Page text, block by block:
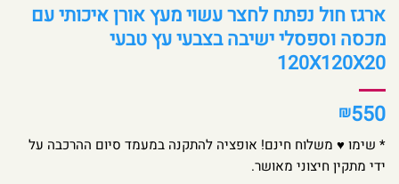
ארגז חול נפתח לחצר עשוי מעץ אורן איכותי עם
מכסה וספסלי ישיבה בצבעי עץ טבעי
120X120X20
₪550
* שימו ♥ משלוח חינם! אופציה להתקנה במעמד סיום ההרכבה על
ידי מתקין חיצוני מאושר.